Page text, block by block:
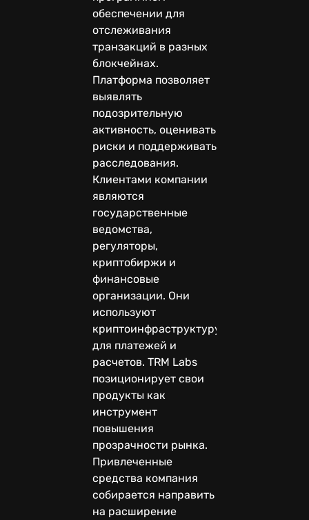
обеспечении для
отслеживания
транзакций в разных
блокчейнах.
Платформа позволяет
выявлять
подозрительную
активность, оценивать
риски и поддерживать
расследования.
Клиентами компании
являются
государственные
ведомства,
регуляторы,
криптобиржи и
финансовые
организации. Они
используют
криптоинфраструктуру
для платежей и
расчетов. TRM Labs
позиционирует свои
продукты как
инструмент
повышения
прозрачности рынка.
Привлеченные
средства компания
собирается направить
на расширение